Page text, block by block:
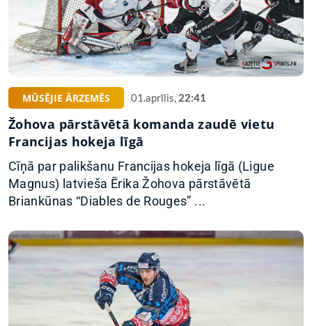
MŪSĒJIE ĀRZEMĒS 01.aprīlis, 22:41
Žohova pārstāvētā komanda zaudē vietu
Francijas hokeja līgā
Cīņā par palikšanu Francijas hokeja līgā (Ligue
Magnus) latvieša Ērika Žohova pārstāvētā
Briankūnas “Diables de Rouges” ...